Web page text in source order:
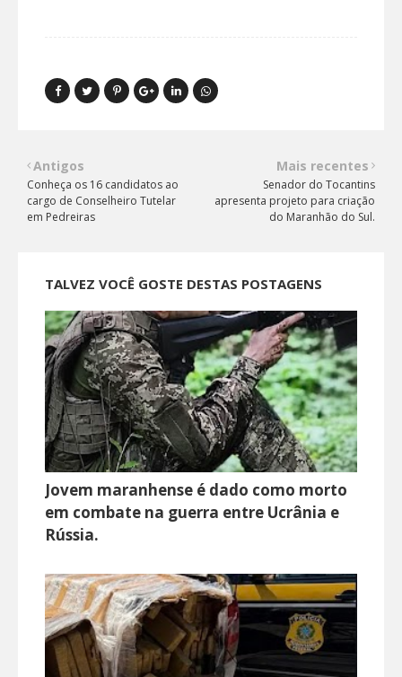
Mais recentes
Senador do Tocantins
apresenta projeto para criação
do Maranhão do Sul.
Antigos
Conheça os 16 candidatos ao
cargo de Conselheiro Tutelar
em Pedreiras
TALVEZ VOCÊ GOSTE DESTAS POSTAGENS
Jovem maranhense é dado como morto
em combate na guerra entre Ucrânia e
Rússia.